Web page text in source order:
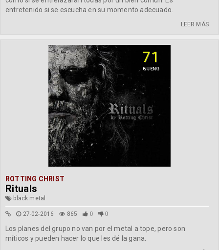
entretenido si se escucha en su momento adecuado.
LEER MÁS
71
BUENO
ROTTING CHRIST
Rituals
black metal
27-02-2016 865 0 0
Los planes del grupo no van por el metal a tope, pero son
míticos y pueden hacer lo que les dé la gana.